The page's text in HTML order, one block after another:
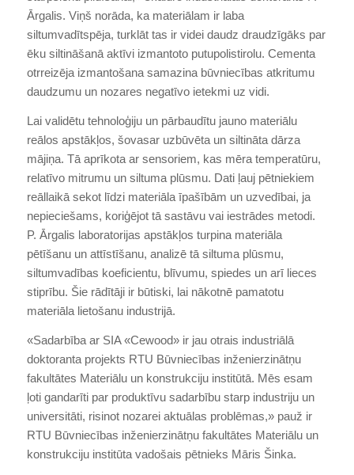
Ārgalis. Viņš norāda, ka materiālam ir laba
siltumvadītspēja, turklāt tas ir videi daudz draudzīgāks par
ēku siltināšanā aktīvi izmantoto putupolistirolu. Cementa
otrreizēja izmantošana samazina būvniecības atkritumu
daudzumu un nozares negatīvo ietekmi uz vidi.
Lai validētu tehnoloģiju un pārbaudītu jauno materiālu
reālos apstākļos, šovasar uzbūvēta un siltināta dārza
mājiņa. Tā aprīkota ar sensoriem, kas mēra temperatūru,
relatīvo mitrumu un siltuma plūsmu. Dati ļauj pētniekiem
reāllaikā sekot līdzi materiāla īpašībām un uzvedībai, ja
nepieciešams, koriģējot tā sastāvu vai iestrādes metodi.
P. Ārgalis laboratorijas apstākļos turpina materiāla
pētīšanu un attīstīšanu, analizē tā siltuma plūsmu,
siltumvadības koeficientu, blīvumu, spiedes un arī lieces
stiprību. Šie rādītāji ir būtiski, lai nākotnē pamatotu
materiāla lietošanu industrijā.
«Sadarbība ar SIA «Cewood» ir jau otrais industriālā
doktoranta projekts RTU Būvniecības inženierzinātņu
fakultātes Materiālu un konstrukciju institūtā. Mēs esam
ļoti gandarīti par produktīvu sadarbību starp industriju un
universitāti, risinot nozarei aktuālas problēmas,» pauž ir
RTU Būvniecības inženierzinātņu fakultātes Materiālu un
konstrukciju institūta vadošais pētnieks Māris Šinka.